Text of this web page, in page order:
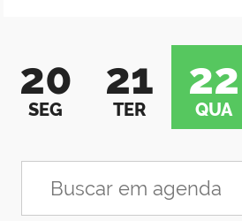
20
SEG
21
TER
22
QUA